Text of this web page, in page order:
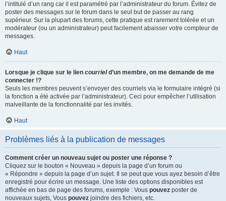
l’intitulé d’un rang car il est paramétré par l’administrateur du forum. Évitez de
poster des messages sur le forum dans le seul but de passer au rang
supérieur. Sur la plupart des forums, cette pratique est rarement tolérée et un
modérateur (ou un administrateur) peut facilement abaisser votre compteur de
messages.
Haut
Lorsque je clique sur le lien courrield’un membre, on me demande de me
connecter !?
Seuls les membres peuvent s’envoyer des courriels via le formulaire intégré (si
la fonction a été activée par l’administrateur). Ceci pour empêcher l’utilisation
malveillante de la fonctionnalité par les invités.
Haut
Problèmes liés à la publication de messages
Comment créer un nouveau sujet ou poster une réponse ?
Cliquez sur le bouton « Nouveau » depuis la page d’un forum ou
« Répondre » depuis la page d’un sujet. Il se peut que vous ayez besoin d’être
enregistré pour écrire un message. Une liste des options disponibles est
affichée en bas de page des forums, exemple : Vous pouvez poster de
nouveaux sujets, Vous pouvez joindre des fichiers, etc.